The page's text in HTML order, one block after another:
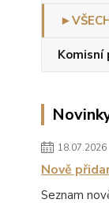
Komisní
18.07.2026
Nově
Seznam